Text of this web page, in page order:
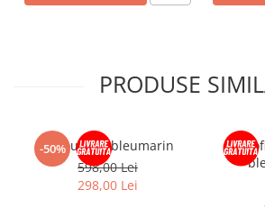
PRODUSE
-50%
Sacou slim bleumarin
598,00 Lei
298,00 Lei